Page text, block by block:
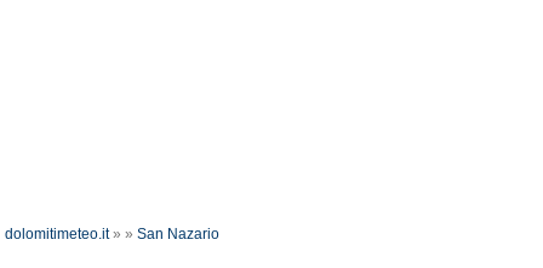
dolomitimeteo.it»»San Nazario